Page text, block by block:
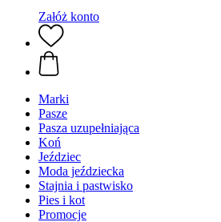
Załóż konto
Marki
Pasze
Pasza uzupełniająca
Koń
Jeździec
Moda jeździecka
Stajnia i pastwisko
Pies i kot
Promocje